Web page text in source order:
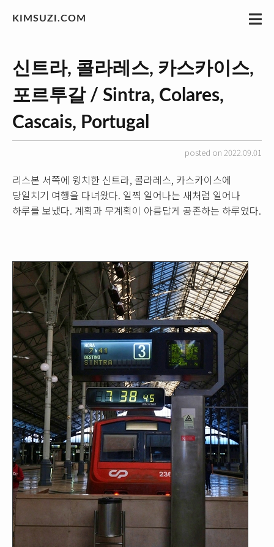
KIMSUZI.COM
신트라, 콜라레스, 카스카이스,
포르투갈 / Sintra, Colares,
Cascais, Portugal
posted on 2022.09.01
리스본 서쪽에 윙치한 신트라, 콜라레스, 카스카이스에
당일치기 여행을 다녀왔다. 일찍 일어나는 새처럼 일어나
하루를 보냈다. 계획과 무계획이 아름답게 공존하는 하루였다.